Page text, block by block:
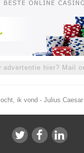
advertentie hier? Mail
ik vond - Julius